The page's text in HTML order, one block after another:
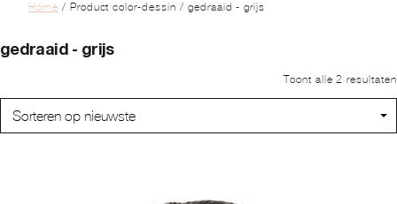
Home / Product color-dessin / gedraaid - grijs
gedraaid - grijs
Toont alle 2 resultaten